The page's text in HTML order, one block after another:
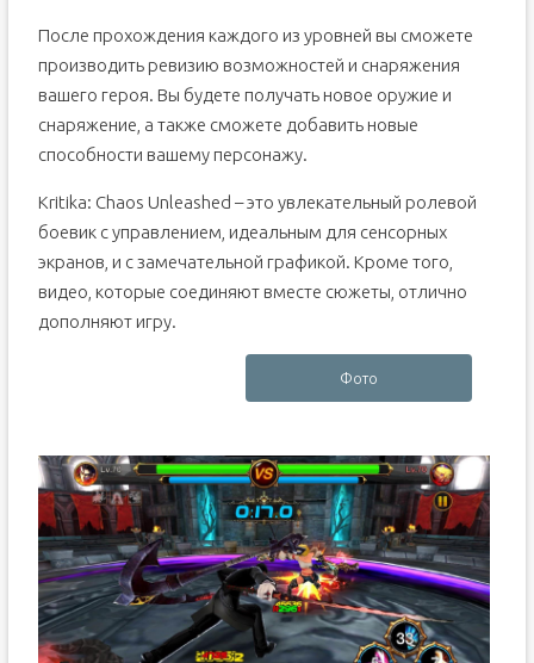
После прохождения каждого из уровней вы сможете
производить ревизию возможностей и снаряжения
вашего героя. Вы будете получать новое оружие и
снаряжение, а также сможете добавить новые
способности вашему персонажу.
Kritika: Chaos Unleashed – это увлекательный ролевой
боевик с управлением, идеальным для сенсорных
экранов, и с замечательной графикой. Кроме того,
видео, которые соединяют вместе сюжеты, отлично
дополняют игру.
Фото